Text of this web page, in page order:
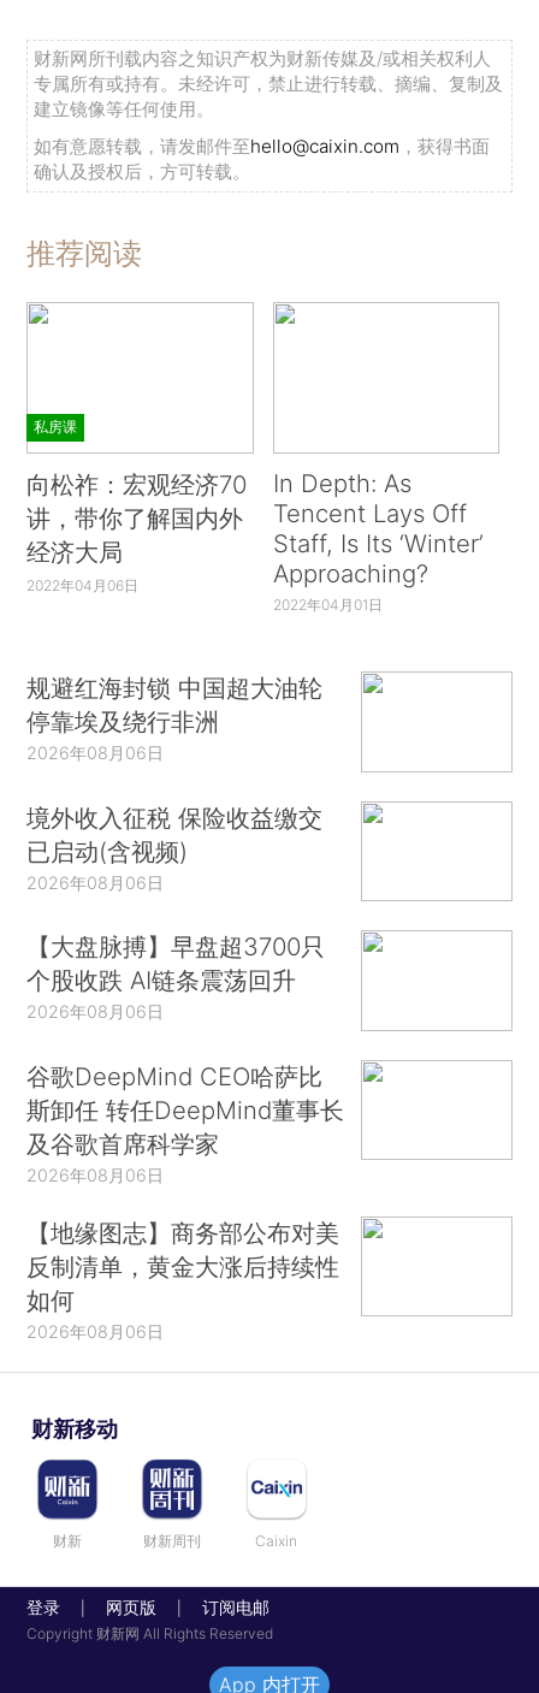
财新网所刊载内容之知识产权为财新传媒及/或相关权利人
专属所有或持有。未经许可，禁止进行转载、摘编、复制及
建立镜像等任何使用。
如有意愿转载，请发邮件至hello@caixin.com ，获得书面
确认及授权后，方可转载。
推荐阅读
私房课
向松祚：宏观经济70
讲，带你了解国内外
经济大局
2022年04月06日
In Depth: As
Tencent Lays Off
Staff, Is Its ‘Winter’
Approaching?
2022年04月01日
规避红海封锁 中国超大油轮
停靠埃及绕行非洲
2026年08月06日
境外收入征税 保险收益缴交
已启动(含视频)
2026年08月06日
【大盘脉搏】早盘超3700只
个股收跌 AI链条震荡回升
2026年08月06日
谷歌DeepMind CEO哈萨比
斯卸任 转任DeepMind董事长
及谷歌首席科学家
2026年08月06日
【地缘图志】商务部公布对美
反制清单，黄金大涨后持续性
如何
2026年08月06日
财新移动
财新 财新周刊 Caixin
登录 网页版 订阅电邮
Copyright 财新网 All Rights Reserved
App 内打开